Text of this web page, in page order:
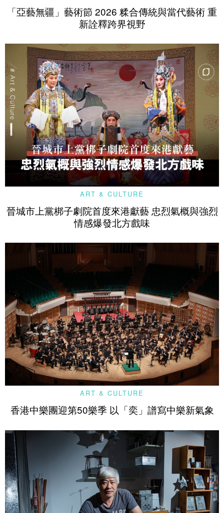
「亞藝無疆」藝術節 2026 糅合傳統與當代藝術 重
新詮釋跨界視野
ART & CULTURE
晉城市上黨梆子劇院首度來港獻藝 忠烈氣概與強烈
情感爆發北方戲味
ART & CULTURE
香港中樂團迎第50樂季 以「奕」譜寫中樂新氣象